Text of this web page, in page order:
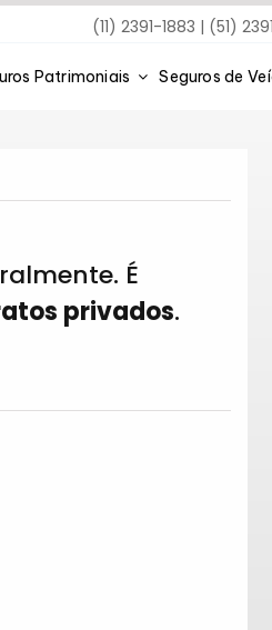
(11) 2391-1883 | (51)
Patrimoniais Seguros de
É
privados.